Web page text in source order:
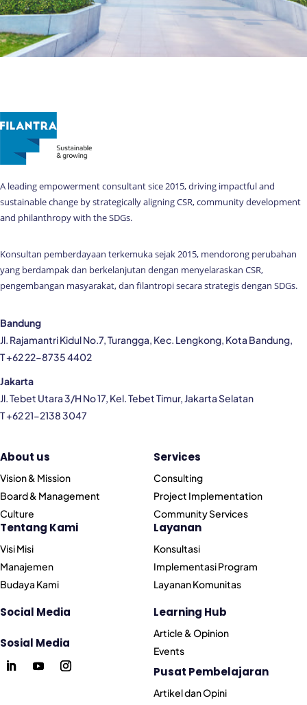
A leading empowerment consultant sice 2015, driving impactful and
sustainable change by strategically aligning CSR, community development
and philanthropy with the SDGs.
Konsultan pemberdayaan terkemuka sejak 2015, mendorong perubahan
yang berdampak dan berkelanjutan dengan menyelaraskan CSR,
pengembangan masyarakat, dan filantropi secara strategis dengan SDGs.
Bandung
Jl. Rajamantri Kidul No.7, Turangga, Kec. Lengkong, Kota Bandung,
T +62 22-8735 4402
Jakarta
Jl. Tebet Utara 3/H No 17, Kel. Tebet Timur, Jakarta Selatan
T +62 21-2138 3047
About us
Vision & Mission
Board & Management
Culture
Tentang Kami
Visi Misi
Manajemen
Budaya Kami
Social Media
Sosial Media
Services
Consulting
Project Implementation
Community Services
Layanan
Konsultasi
Implementasi Program
Layanan Komunitas
Learning Hub
Article & Opinion
Events
Pusat Pembelajaran
Artikel dan Opini